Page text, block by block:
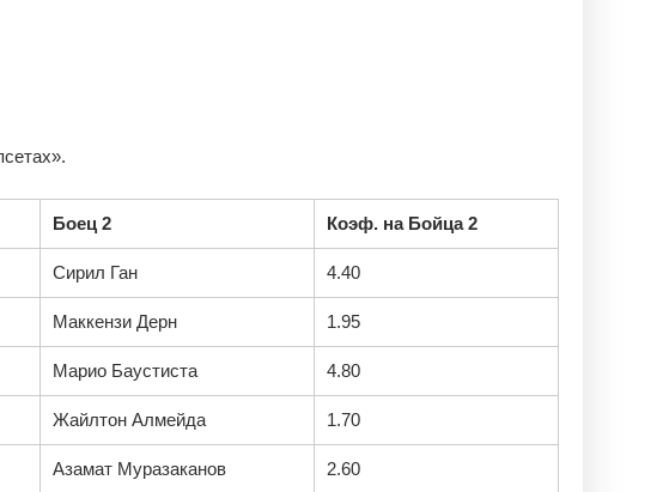
Боец 2 Коэф. на Бойца 2
Сирил Ган 4.40
Маккензи Дерн 1.95
Марио Баустиста 4.80
Жайлтон Алмейда 1.70
Азамат Муразаканов 2.60